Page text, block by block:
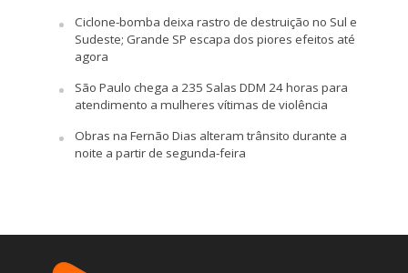
Ciclone-bomba deixa rastro de destruição no Sul e
Sudeste; Grande SP escapa dos piores efeitos até
agora
São Paulo chega a 235 Salas DDM 24 horas para
atendimento a mulheres vítimas de violência
Obras na Fernão Dias alteram trânsito durante a
noite a partir de segunda-feira